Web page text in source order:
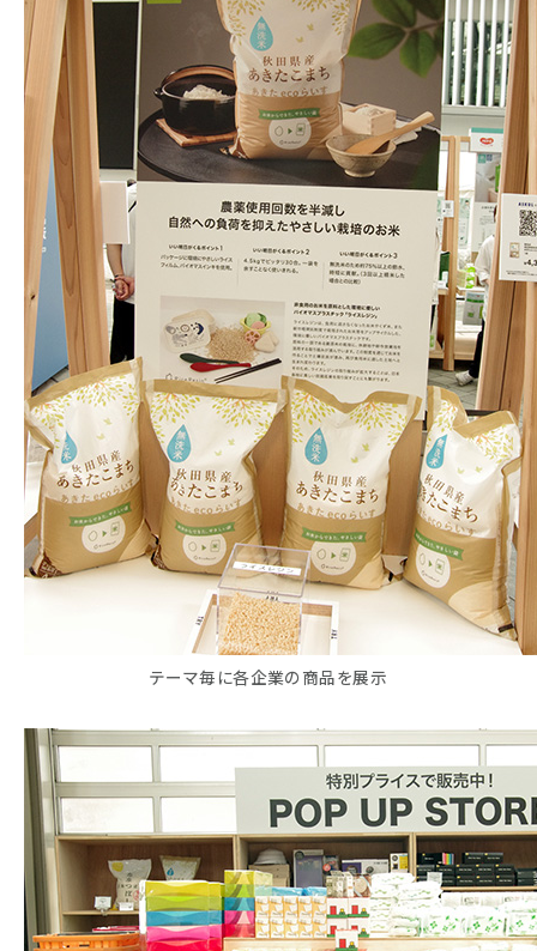
テーマ毎に各企業の商品を展示